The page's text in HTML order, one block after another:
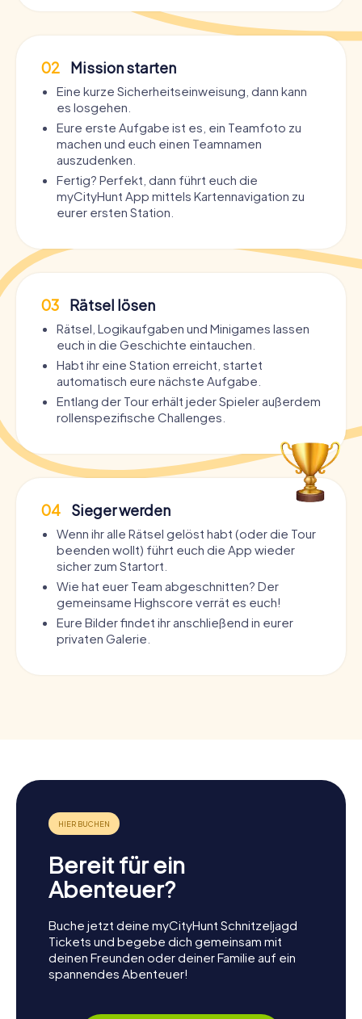
02 Mission starten
Eine kurze Sicherheitseinweisung, dann kann
es losgehen.
Eure erste Aufgabe ist es, ein Teamfoto zu
machen und euch einen Teamnamen
auszudenken.
Fertig? Perfekt, dann führt euch die
myCityHunt App mittels Kartennavigation zu
eurer ersten Station.
03 Rätsel lösen
Rätsel, Logikaufgaben und Minigames lassen
euch in die Geschichte eintauchen.
Habt ihr eine Station erreicht, startet
automatisch eure nächste Aufgabe.
Entlang der Tour erhält jeder Spieler außerdem
rollenspezifische Challenges.
04 Sieger werden
Wenn ihr alle Rätsel gelöst habt (oder die Tour
beenden wollt) führt euch die App wieder
sicher zum Startort.
Wie hat euer Team abgeschnitten? Der
gemeinsame Highscore verrät es euch!
Eure Bilder findet ihr anschließend in eurer
privaten Galerie.
Bereit für ein
Abenteuer?
Buche jetzt deine myCityHunt Schnitzeljagd
Tickets und begebe dich gemeinsam mit
deinen Freunden oder deiner Familie auf ein
spannendes Abenteuer!